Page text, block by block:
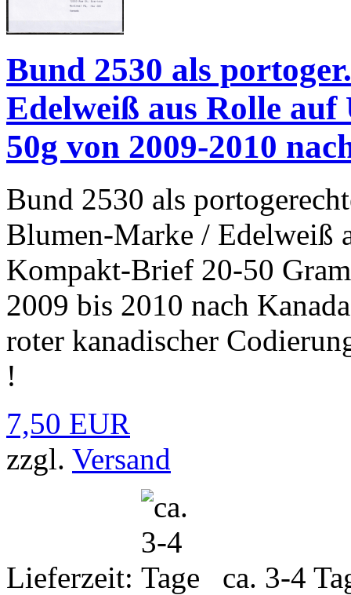
Bund 2530 als
Edelweiß aus Rolle
50g von 2009-2010
Bund 2530 als
Blumen-Marke / Edelweiß
Kompakt-Brief 20-50
2009 bis 2010 nach
roter kanadischer
!
7,50 EUR
zzgl. Versand
Lieferzeit: ca. 3-4